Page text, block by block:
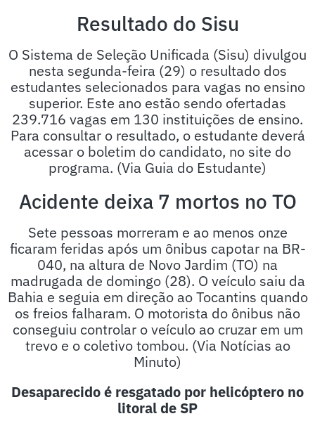
Resultado do Sisu
O Sistema de Seleção Unificada (Sisu) divulgou
nesta segunda-feira (29) o resultado dos
estudantes selecionados para vagas no ensino
superior. Este ano estão sendo ofertadas
239.716 vagas em 130 instituições de ensino.
Para consultar o resultado, o estudante deverá
acessar o boletim do candidato, no site do
programa. (Via Guia do Estudante)
Acidente deixa 7 mortos no TO
Sete pessoas morreram e ao menos onze
ficaram feridas após um ônibus capotar na BR-
040, na altura de Novo Jardim (TO) na
madrugada de domingo (28). O veículo saiu da
Bahia e seguia em direção ao Tocantins quando
os freios falharam. O motorista do ônibus não
conseguiu controlar o veículo ao cruzar em um
trevo e o coletivo tombou. (Via Notícias ao
Minuto)
Desaparecido é resgatado por helicóptero no
litoral de SP